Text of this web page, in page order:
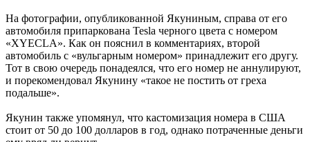
На фотографии, опубликованной Якуниным, справа от его
автомобиля припаркована Tesla черного цвета с номером
«XYECLA». Как он пояснил в комментариях, второй
автомобиль с «вульгарным номером» принадлежит его другу.
Тот в свою очередь понадеялся, что его номер не аннулируют,
и порекомендовал Якунину «такое не постить от греха
подальше».
Якунин также упомянул, что кастомизация номера в США
стоит от 50 до 100 долларов в год, однако потраченные деньги